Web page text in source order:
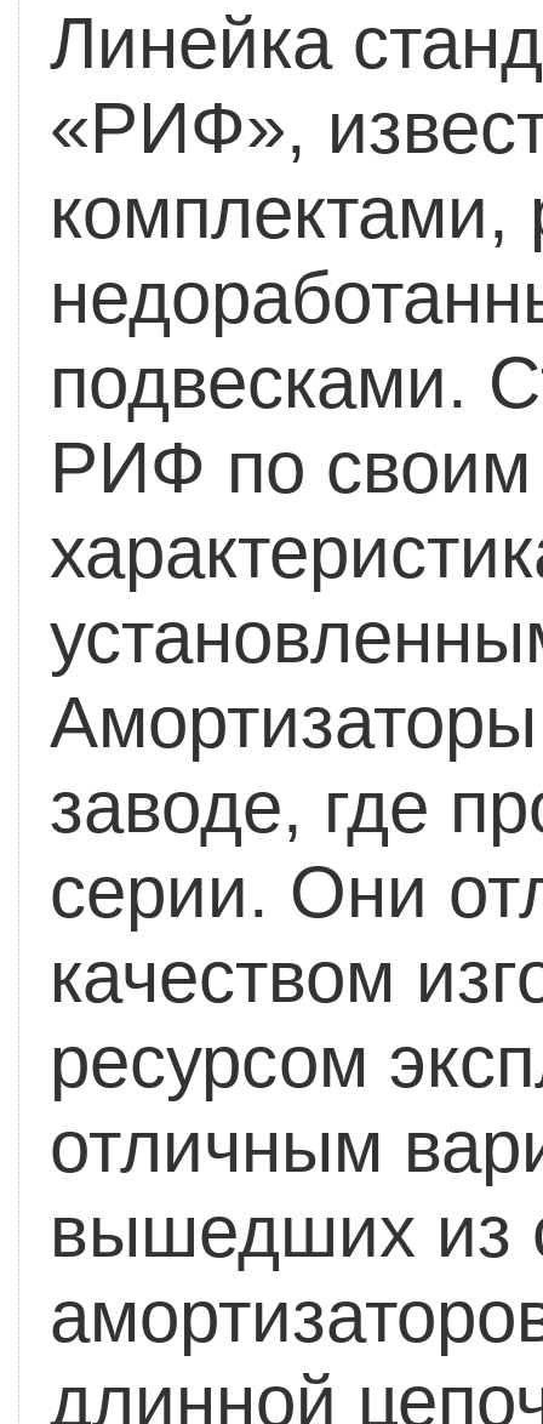
Линейка
«РИФ»,
комплектами,
подвесками.
РИФ по своим
заводе, где
серии. Они
качеством
ресурсом
отличным
вышедших из
длинной